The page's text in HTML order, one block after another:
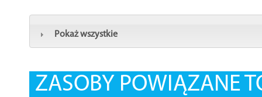
Pokaż wszystkie
ZASOBY POWIĄZANE